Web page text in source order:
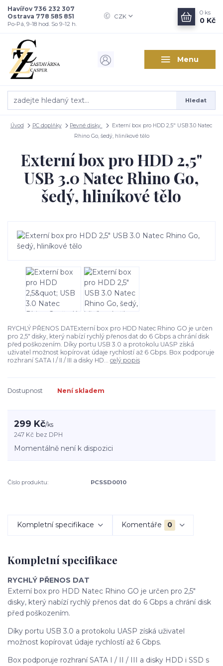
Menu
CZK
Hledat
Havířov 736 232 307
Ostrava 778 585 851
Po-Pá, 9-18 hod. So 9-12 h.
0 ks
0 Kč
Úvod PC doplňky Pevné disky
Externí box pro HDD 2,5" USB 3.0 Natec
Rhino Go, šedý, hliníkové tělo
Externí box pro HDD 2,5"
USB 3.0 Natec Rhino Go,
šedý, hliníkové tělo
RYCHLÝ PŘENOS DATExterní box pro HDD Natec Rhino GO je určen
pro 2,5" disky, který nabízí rychlý přenos dat do 6 Gbps a chrání disk
před poškozením. Díky portu USB 3.0 a protokolu UASP získá
uživatel možnost kopírovat údaje rychlostí až 6 Gbps. Box podporuje
rozhraní SATA I / II / III a disky HD... celý popis
Dostupnost Není skladem
299 Kč/ks
247 Kč bez DPH
Momentálně není k dispozici
Číslo produktu: PCSSD0010
Kompletní specifikace Komentáře 0
Kompletní specifikace
RYCHLÝ PŘENOS DAT
Externí box pro HDD Natec Rhino GO je určen pro 2,5"
disky, který nabízí rychlý přenos dat do 6 Gbps a chrání disk
před poškozením.
Díky portu USB 3.0 a protokolu UASP získá uživatel
možnost kopírovat údaje rychlostí až 6 Gbps.
Box podporuje rozhraní SATA I / II / III a disky HDD i SSD s